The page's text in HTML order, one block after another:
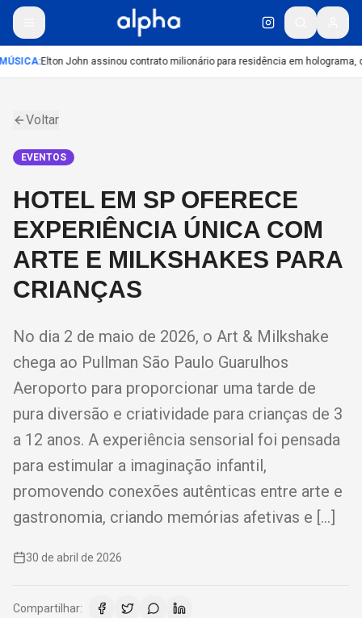
:Elton John assinou contrato milionário para residência em holograma,
Voltar
EVENTOS
HOTEL EM SP OFERECE
EXPERIÊNCIA ÚNICA COM
ARTE E MILKSHAKES PARA
CRIANÇAS
No dia 2 de maio de 2026, o Art & Milkshake
chega ao Pullman São Paulo Guarulhos
Aeroporto para proporcionar uma tarde de
pura diversão e criatividade para crianças de 3
a 12 anos. A experiência sensorial foi pensada
para estimular a imaginação infantil,
promovendo conexões autênticas entre arte e
gastronomia, criando memórias afetivas e […]
30 de abril de 2026
Compartilhar: